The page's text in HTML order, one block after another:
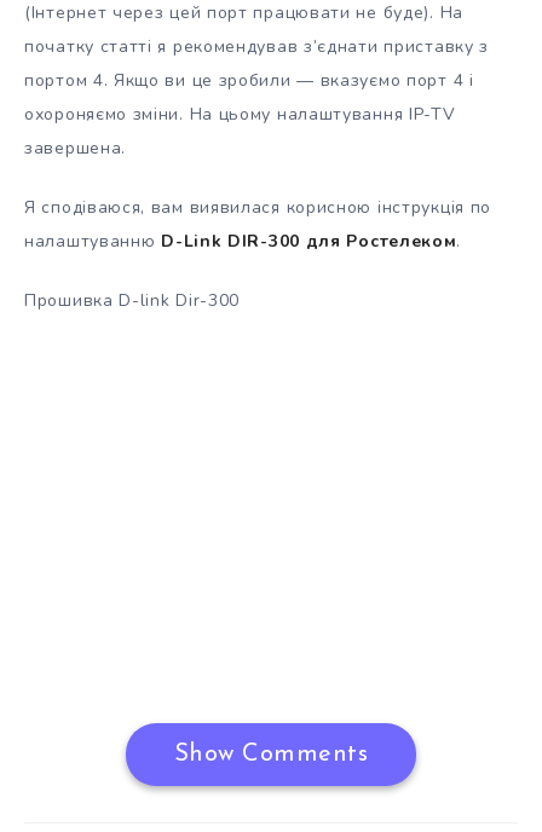
(Інтернет через цей порт працювати не буде). На
початку статті я рекомендував з’єднати приставку з
портом 4. Якщо ви це зробили — вказуємо порт 4 і
охороняємо зміни. На цьому налаштування IP-TV
завершена.
Я сподіваюся, вам виявилася корисною інструкція по
налаштуванню D-Link DIR-300 для Ростелеком.
Прошивка D-link Dir-300
Show Comments